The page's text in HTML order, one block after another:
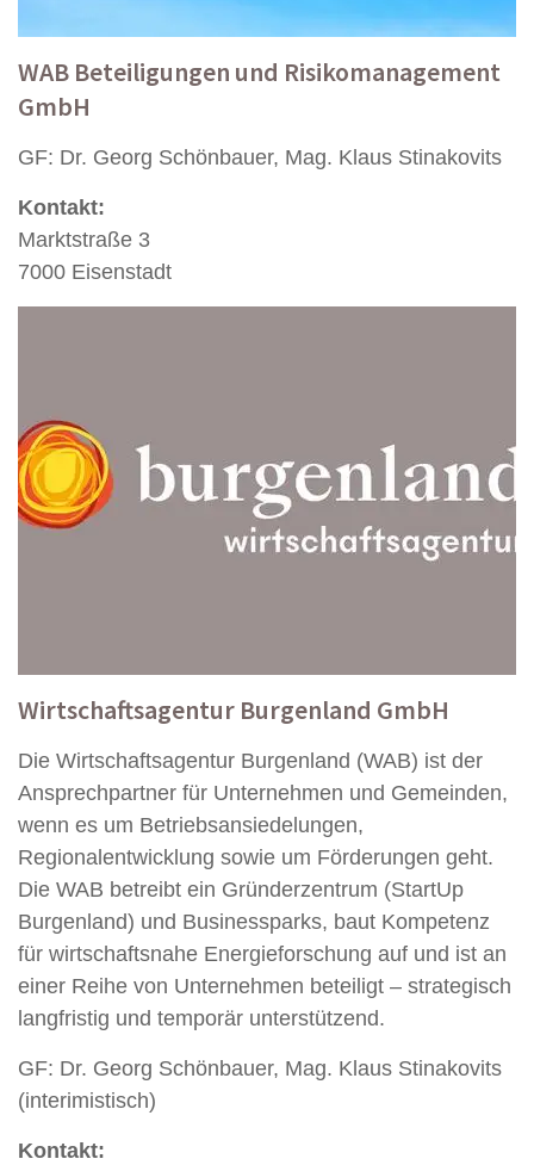
WAB Beteiligungen und Risikomanagement
GmbH
GF: Dr. Georg Schönbauer, Mag. Klaus Stinakovits
Kontakt:
Marktstraße 3
7000 Eisenstadt
Wirtschaftsagentur Burgenland GmbH
Die Wirtschaftsagentur Burgenland (WAB) ist der
Ansprechpartner für Unternehmen und Gemeinden,
wenn es um Betriebsansiedelungen,
Regionalentwicklung sowie um Förderungen geht.
Die WAB betreibt ein Gründerzentrum (StartUp
Burgenland) und Businessparks, baut Kompetenz
für wirtschaftsnahe Energieforschung auf und ist an
einer Reihe von Unternehmen beteiligt – strategisch
langfristig und temporär unterstützend.
GF: Dr. Georg Schönbauer, Mag. Klaus Stinakovits
(interimistisch)
Kontakt: